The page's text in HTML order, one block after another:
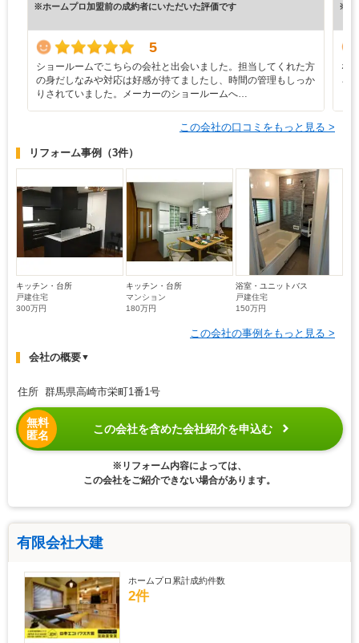
※ホームプロ加盟前の成約者にいただいた評価です
5
ショールームでこちらの会社と出会いました。担当してくれた方
の身だしなみや対応は好感が持てましたし、時間の管理もしっか
りされていました。メーカーのショールームへ…
※ホ
な
ろ
この会社の口コミをもっと見る >
リフォーム事例 （3件）
キッチン・台所
戸建住宅
300万円
キッチン・台所
マンション
180万円
浴室・ユニットバス
戸建住宅
150万円
この会社の事例をもっと見る >
会社の概要▼
住所 群馬県高崎市栄町1番1号
無料
匿名
この会社を含めた会社紹介を申込む
※リフォーム内容によっては、
この会社をご紹介できない場合があります。
有限会社大建
ホームプロ累計成約件数
2件